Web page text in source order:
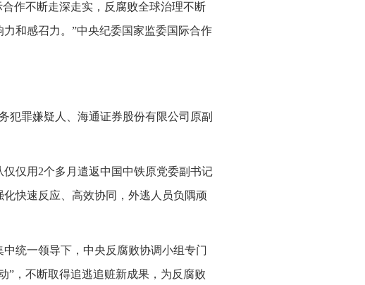
作不断走深走实，反腐败全球治理不断
和感召力。”中央纪委国家监委国际合作
犯罪嫌疑人、海通证券股份有限公司原副
仅用2个多月遣返中国中铁原党委副书记
快速反应、高效协同，外逃人员负隅顽
统一领导下，中央反腐败协调小组专门
”，不断取得追逃追赃新成果，为反腐败